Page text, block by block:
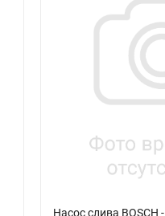
Насос слива BOSCH